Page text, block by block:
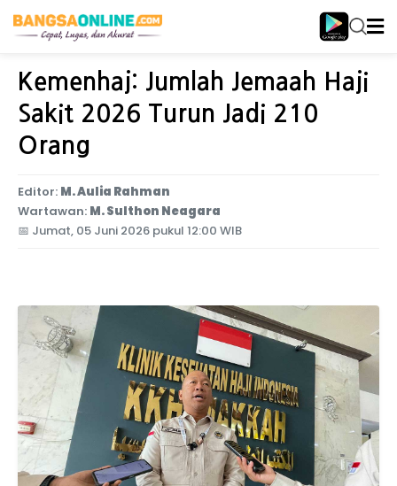
Home Internasional
Kemenhaj: Jumlah Jemaah Haji
Sakit 2026 Turun Jadi 210
Orang
Editor: M. Aulia Rahman
Wartawan: M. Sulthon Neagara
📅 Jumat, 05 Juni 2026 pukul 12:00 WIB